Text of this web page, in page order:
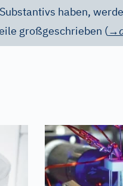
haben,
großgeschrieben (